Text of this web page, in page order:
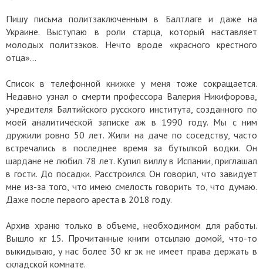
Пишу письма политзаключенным в Балтлаге и даже на
Украине. Выступаю в роли старца, который наставляет
молодых политзэков. Нечто вроде «красного крестного
отца»…
Список в телефонной книжке у меня тоже сокращается.
Недавно узнал о смерти профессора Валерия Никифорова,
учредителя Балтийского русского института, созданного по
моей аналитической записке аж в 1990 году. Мы с ним
дружили ровно 50 лет. Жили на даче по соседству, часто
встречались в последнее время за бутылкой водки. Он
шардане не любил. 78 лет. Купил виллу в Испании, приглашал
в гости. До посадки. Расстроился. Он говорил, что завидует
мне из-за того, что имею смелость говорить то, что думаю.
Даже после первого ареста в 2018 году.
Архив храню только в объеме, необходимом для работы.
Вышло кг 15. Прочитанные книги отсылаю домой, что-то
выкидываю, у нас более 30 кг зк не имеет права держать в
складской комнате.